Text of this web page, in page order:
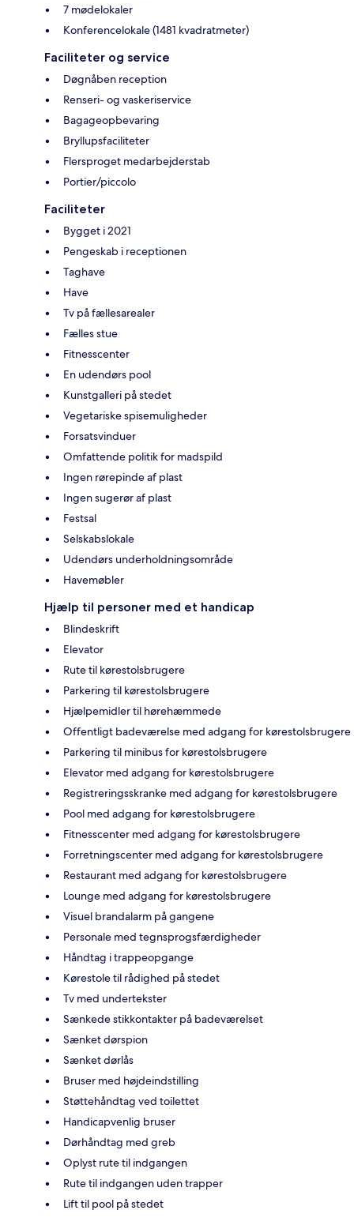
7 mødelokaler
Konferencelokale (1481 kvadratmeter)
Faciliteter og service
Døgnåben reception
Renseri- og vaskeriservice
Bagageopbevaring
Bryllupsfaciliteter
Flersproget medarbejderstab
Portier/piccolo
Faciliteter
Bygget i 2021
Pengeskab i receptionen
Taghave
Have
Tv på fællesarealer
Fælles stue
Fitnesscenter
En udendørs pool
Kunstgalleri på stedet
Vegetariske spisemuligheder
Forsatsvinduer
Omfattende politik for madspild
Ingen rørepinde af plast
Ingen sugerør af plast
Festsal
Selskabslokale
Udendørs underholdningsområde
Havemøbler
Hjælp til personer med et handicap
Blindeskrift
Elevator
Rute til kørestolsbrugere
Parkering til kørestolsbrugere
Hjælpemidler til hørehæmmede
Offentligt badeværelse med adgang for kørestolsbrugere
Parkering til minibus for kørestolsbrugere
Elevator med adgang for kørestolsbrugere
Registreringsskranke med adgang for kørestolsbrugere
Pool med adgang for kørestolsbrugere
Fitnesscenter med adgang for kørestolsbrugere
Forretningscenter med adgang for kørestolsbrugere
Restaurant med adgang for kørestolsbrugere
Lounge med adgang for kørestolsbrugere
Visuel brandalarm på gangene
Personale med tegnsprogsfærdigheder
Håndtag i trappeopgange
Kørestole til rådighed på stedet
Tv med undertekster
Sænkede stikkontakter på badeværelset
Sænket dørspion
Sænket dørlås
Bruser med højdeindstilling
Støttehåndtag ved toilettet
Handicapvenlig bruser
Dørhåndtag med greb
Oplyst rute til indgangen
Rute til indgangen uden trapper
Lift til pool på stedet